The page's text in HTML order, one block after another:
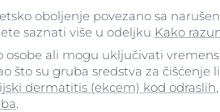
oboljenje povezano sa
saznati više u odeljku Kako
osobe ali mogu uključivati
što su gruba sredstva za
dermatitis (ekcem) kod odraslih